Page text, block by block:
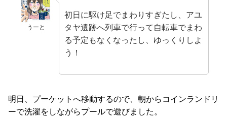
うーと
初日に駆け足でまわりすぎたし、アユ
タヤ遺跡へ列車で行って自転車でまわ
る予定もなくなったし、ゆっくりしよ
う！
明日、プーケットへ移動するので、朝からコインランドリ
ーで洗濯をしながらプールで遊びました。